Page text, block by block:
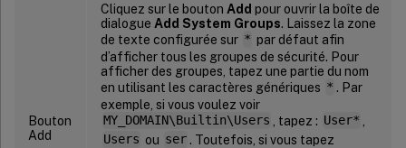
Bouton
Add
Cliquez sur le bouton Add pour ouvrir la boîte de
dialogue Add System Groups. Laissez la zone
de texte configurée sur * par défaut afin
d’afficher tous les groupes de sécurité. Pour
afficher des groupes, tapez une partie du nom
en utilisant les caractères génériques * . Par
exemple, si vous voulez voir
MY_DOMAIN\Builtin\Users
, tapez : User*
Users ou ser. Toutefois, si vous tapez